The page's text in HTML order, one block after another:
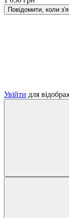
Повідомити, коли
Увійти для